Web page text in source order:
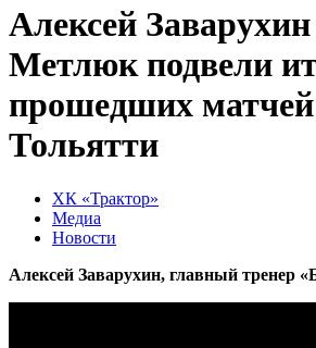
Алексей
Метлюк подвели
прошедших
Тольятти
ХК «Трактор»
Медиа
Новости
Алексей Заварухин, главный тренер